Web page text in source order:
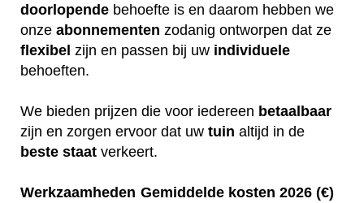
doorlopende behoefte is en daarom hebben we
onze abonnementen zodanig ontworpen dat ze
flexibel zijn en passen bij uw individuele
behoeften.
We bieden prijzen die voor iedereen betaalbaar
zijn en zorgen ervoor dat uw tuin altijd in de
beste staat verkeert.
Werkzaamheden Gemiddelde kosten 2026 (€)